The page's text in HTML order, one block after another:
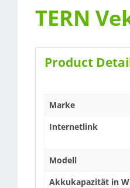
TERN
Product
Marke
Internetlink
Modell
Akkukapazität in